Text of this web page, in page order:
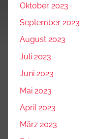
Oktober 2023
September 2023
August 2023
Juli 2023
Juni 2023
Mai 2023
April 2023
März 2023